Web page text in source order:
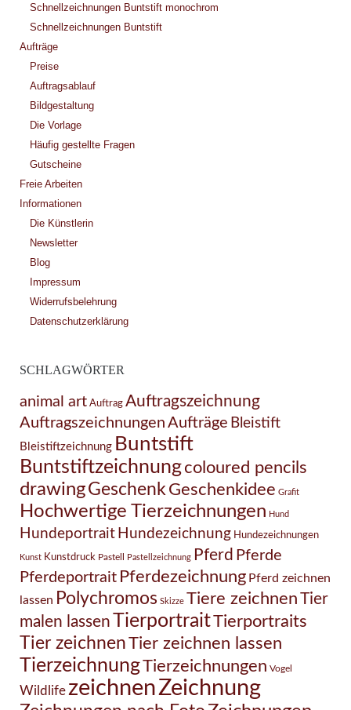
Schnellzeichnungen Buntstift monochrom
Schnellzeichnungen Buntstift
Aufträge
Preise
Auftragsablauf
Bildgestaltung
Die Vorlage
Häufig gestellte Fragen
Gutscheine
Freie Arbeiten
Informationen
Die Künstlerin
Newsletter
Blog
Impressum
Widerrufsbelehrung
Datenschutzerklärung
SCHLAGWÖRTER
animal art Auftrag Auftragszeichnung
Auftragszeichnungen Aufträge Bleistift
Bleistiftzeichnung Buntstift
Buntstiftzeichnungcoloured pencils
drawingGeschenk Geschenkidee Grafit
Hochwertige Tierzeichnungen Hund
Hundeportrait Hundezeichnung Hundezeichnungen
Kunst Kunstdruck Pastell Pastellzeichnung Pferd Pferde
Pferdeportrait Pferdezeichnung Pferd zeichnen
lassen Polychromos Skizze Tiere zeichnenTier
malen lassenTierportraitTierportraits
Tier zeichnenTier zeichnen lassen
TierzeichnungTierzeichnungen Vogel
Wildlife zeichnenZeichnung